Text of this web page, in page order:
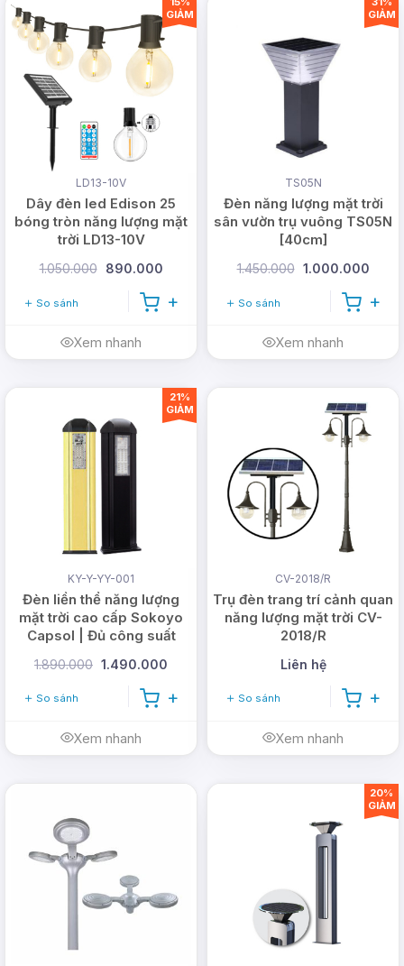
LD13-10V
Dây đèn led Edison 25
bóng tròn năng lượng mặt
trời LD13-10V
1.050.000 890.000
So sánh
Xem nhanh
GIẢM
TS05N
Đèn năng lượng mặt trời
sân vườn trụ vuông TS05N
[40cm]
1.450.000 1.000.000
So sánh
Xem nhanh
GIẢM
KY-Y-YY-001
Đèn liền thể năng lượng
mặt trời cao cấp Sokoyo
Capsol | Đủ công suất
1.890.000 1.490.000
So sánh
Xem nhanh
21%
GIẢM
CV-2018/R
Trụ đèn trang trí cảnh quan
năng lượng mặt trời CV-
2018/R
Liên hệ
So sánh
Xem nhanh
20%
GIẢM